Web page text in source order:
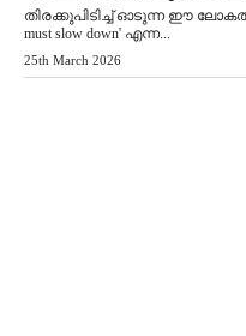
തിരക്കുപിടിച്ച് ഓടുന്ന ഈ
must slow down' എന്ന...
25th March 2026